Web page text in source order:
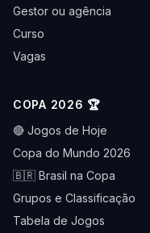
Gestor ou agência
Curso
Vagas
COPA 2026 🏆
🔴 Jogos de Hoje
Copa do Mundo 2026
🇧🇷 Brasil na Copa
Grupos e Classificação
Tabela de Jogos